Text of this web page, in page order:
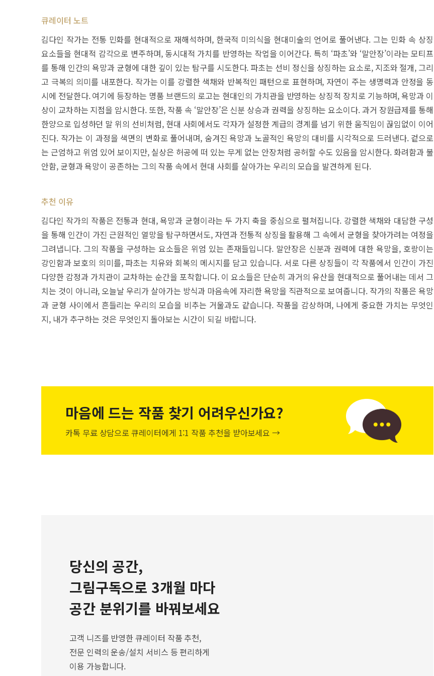
큐레이터 노트
김다인 작가는 전통 민화를 현대적으로 재해석하며, 한국적 미의식을 현대미술의 언어로 풀어낸다. 그는 민화 속 상징
요소들을 현대적 감각으로 변주하며, 동시대적 가치를 반영하는 작업을 이어간다. 특히 ‘파초’와 ‘말안장’이라는 모티프
를 통해 인간의 욕망과 균형에 대한 깊이 있는 탐구를 시도한다. 파초는 선비 정신을 상징하는 요소로, 지조와 절개, 그리
고 극복의 의미를 내포한다. 작가는 이를 강렬한 색채와 반복적인 패턴으로 표현하며, 자연이 주는 생명력과 안정을 동
시에 전달한다. 여기에 등장하는 명품 브랜드의 로고는 현대인의 가치관을 반영하는 상징적 장치로 기능하며, 욕망과 이
상이 교차하는 지점을 암시한다. 또한, 작품 속 ‘말안장’은 신분 상승과 권력을 상징하는 요소이다. 과거 장원급제를 통해
한양으로 입성하던 말 위의 선비처럼, 현대 사회에서도 각자가 설정한 계급의 경계를 넘기 위한 움직임이 끊임없이 이어
진다. 작가는 이 과정을 색면의 변화로 풀어내며, 숨겨진 욕망과 노골적인 욕망의 대비를 시각적으로 드러낸다. 겉으로
는 근엄하고 위엄 있어 보이지만, 실상은 허공에 떠 있는 무게 없는 안장처럼 공허할 수도 있음을 암시한다. 화려함과 불
안함, 균형과 욕망이 공존하는 그의 작품 속에서 현대 사회를 살아가는 우리의 모습을 발견하게 된다.
추천 이유
김다인 작가의 작품은 전통과 현대, 욕망과 균형이라는 두 가지 축을 중심으로 펼쳐집니다. 강렬한 색채와 대담한 구성
을 통해 인간이 가진 근원적인 열망을 탐구하면서도, 자연과 전통적 상징을 활용해 그 속에서 균형을 찾아가려는 여정을
그려냅니다. 그의 작품을 구성하는 요소들은 위엄 있는 존재들입니다. 말안장은 신분과 권력에 대한 욕망을, 호랑이는
강인함과 보호의 의미를, 파초는 치유와 회복의 메시지를 담고 있습니다. 서로 다른 상징들이 각 작품에서 인간이 가진
다양한 감정과 가치관이 교차하는 순간을 포착합니다. 이 요소들은 단순히 과거의 유산을 현대적으로 풀어내는 데서 그
치는 것이 아니라, 오늘날 우리가 살아가는 방식과 마음속에 자리한 욕망을 직관적으로 보여줍니다. 작가의 작품은 욕망
과 균형 사이에서 흔들리는 우리의 모습을 비추는 거울과도 같습니다. 작품을 감상하며, 나에게 중요한 가치는 무엇인
지, 내가 추구하는 것은 무엇인지 돌아보는 시간이 되길 바랍니다.
마음에 드는 작품 찾기 어려우신가요?
카톡 무료 상담으로 큐레이터에게 1:1 작품 추천을 받아보세요 →
당신의 공간,
그림구독으로 3개월 마다
공간 분위기를 바꿔보세요
고객 니즈를 반영한 큐레이터 작품 추천,
전문 인력의 운송/설치 서비스 등 편리하게
이용 가능합니다.